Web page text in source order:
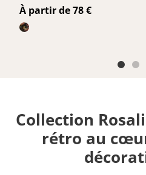
Prix
À partir de 78 €
Collection
rétro au